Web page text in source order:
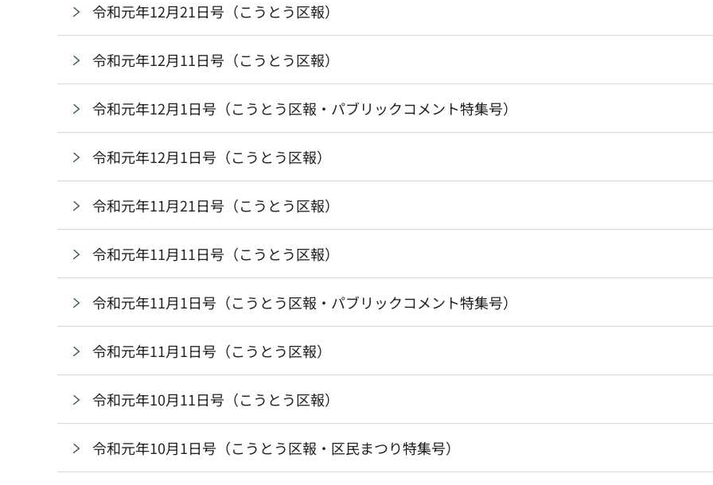
令和元年12月21日号（こうとう区報）
令和元年12月11日号（こうとう区報）
令和元年12月1日号（こうとう区報・パブリックコメント特集号）
令和元年12月1日号（こうとう区報）
令和元年11月21日号（こうとう区報）
令和元年11月11日号（こうとう区報）
令和元年11月1日号（こうとう区報・パブリックコメント特集号）
令和元年11月1日号（こうとう区報）
令和元年10月11日号（こうとう区報）
令和元年10月1日号（こうとう区報・区民まつり特集号）